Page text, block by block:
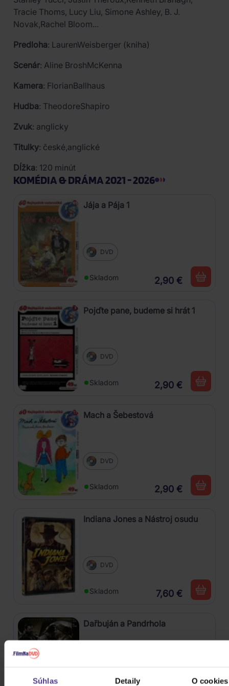
Súhlas Detaily O cookies
Tracie Thoms, Lucy Liu, Simone Ashley, B. J.
Novak,Rachel Bloom...
Predloha: LaurenWeisberger (kniha)
Scenár: Aline BroshMcKenna
Kamera: FlorianBallhaus
Hudba: TheodoreShapiro
Zvuk: anglicky
Titulky: české,anglické
Dĺžka: 120 minút
KOMÉDIA & DRÁMA 2021 - 2026
Jája a Pája 1
DVD
Skladom 2,90 €
Pojďte pane, budeme si hrát 1
DVD
Skladom 2,90 €
Mach a Šebestová
DVD
Skladom 2,90 €
Indiana Jones a Nástroj osudu
DVD
Skladom 7,60 €
Dařbuján a Pandrhola